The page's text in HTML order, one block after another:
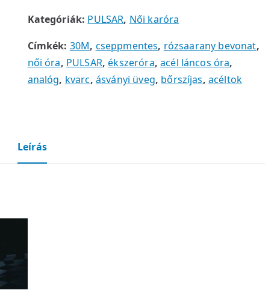
Kategóriák: PULSAR, Női karóra
Címkék: 30M, cseppmentes, rózsaarany bevonat,
női óra, PULSAR,ékszeróra,acél láncos óra,
analóg, kvarc, ásványi üveg, bőrszíjas, acéltok
Leírás